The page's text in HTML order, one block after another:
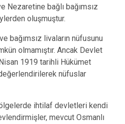
Nezaretine bağlı bağımsız
oluşmuştur.
livaların nüfusunu
olmamıştır. Ancak Devlet
1919 tarihli Hükümet
nüfuslar
ihtilaf devletleri kendi
mevcut Osmanlı